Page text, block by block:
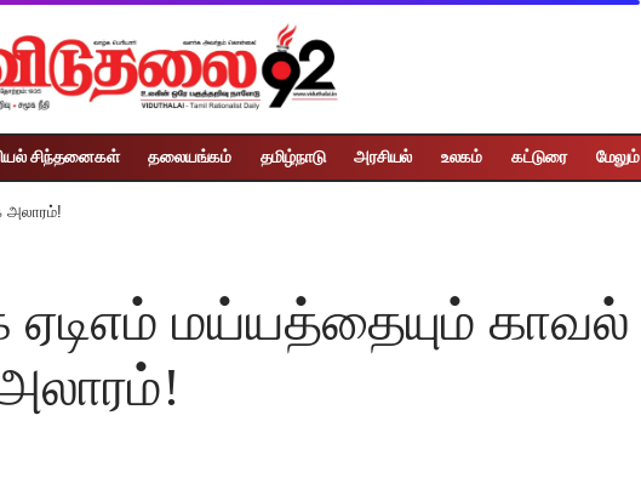
சிந்தனைகள் தலையங்கம் தமிழ்நாடு அரசியல் உலகம் கட்டுரை மேலும்
அலாரம்!
மய்யத்தையும் காவல்